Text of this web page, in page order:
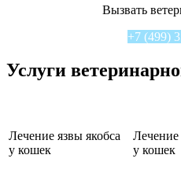
Вызвать
+7 (499)
Услуги
Лечение язвы якобса
у кошек
Лечение
у кошек